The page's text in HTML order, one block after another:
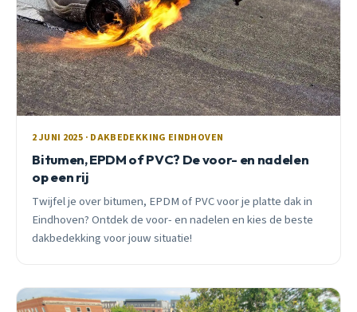
2 JUNI 2025 · DAKBEDEKKING EINDHOVEN
Bitumen, EPDM of PVC? De voor- en nadelen
op een rij
Twijfel je over bitumen, EPDM of PVC voor je platte dak in
Eindhoven? Ontdek de voor- en nadelen en kies de beste
dakbedekking voor jouw situatie!